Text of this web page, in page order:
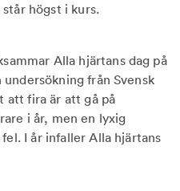
högst i kurs.
Alla hjärtans dag på
från Svensk
att fira är att gå på
i år, men en lyxig
I år infaller Alla hjärtans